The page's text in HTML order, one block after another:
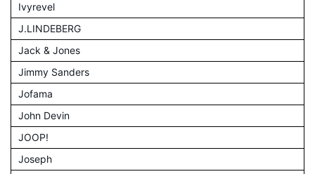
Ivyrevel
J.LINDEBERG
Jack & Jones
Jimmy Sanders
Jofama
John Devin
JOOP!
Joseph